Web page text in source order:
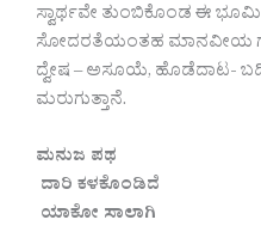
ಸ್ವಾರ್ಥವೇ ತುಂಬಿಕೊಂಡ ಈ
ಸೋದರತೆಯಂತಹ ಮಾನವೀಯ
ದ್ವೇಷ – ಅಸೂಯೆ, ಹೊಡೆದಾಟ-
ಮರುಗುತ್ತಾನೆ.
ಮನುಜ ಪಥ
ದಾರಿ ಕಳಕೊಂಡಿದೆ
ಯಾಕೋ ಸಾಲಾಗಿ